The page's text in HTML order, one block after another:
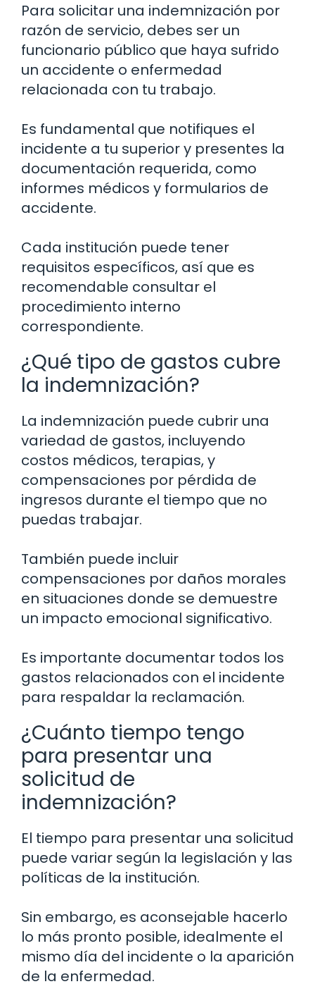
Para solicitar una indemnización por
razón de servicio, debes ser un
funcionario público que haya sufrido
un accidente o enfermedad
relacionada con tu trabajo.
Es fundamental que notifiques el
incidente a tu superior y presentes la
documentación requerida, como
informes médicos y formularios de
accidente.
Cada institución puede tener
requisitos específicos, así que es
recomendable consultar el
procedimiento interno
correspondiente.
¿Qué tipo de gastos cubre
la indemnización?
La indemnización puede cubrir una
variedad de gastos, incluyendo
costos médicos, terapias, y
compensaciones por pérdida de
ingresos durante el tiempo que no
puedas trabajar.
También puede incluir
compensaciones por daños morales
en situaciones donde se demuestre
un impacto emocional significativo.
Es importante documentar todos los
gastos relacionados con el incidente
para respaldar la reclamación.
¿Cuánto tiempo tengo
para presentar una
solicitud de
indemnización?
El tiempo para presentar una solicitud
puede variar según la legislación y las
políticas de la institución.
Sin embargo, es aconsejable hacerlo
lo más pronto posible, idealmente el
mismo día del incidente o la aparición
de la enfermedad.